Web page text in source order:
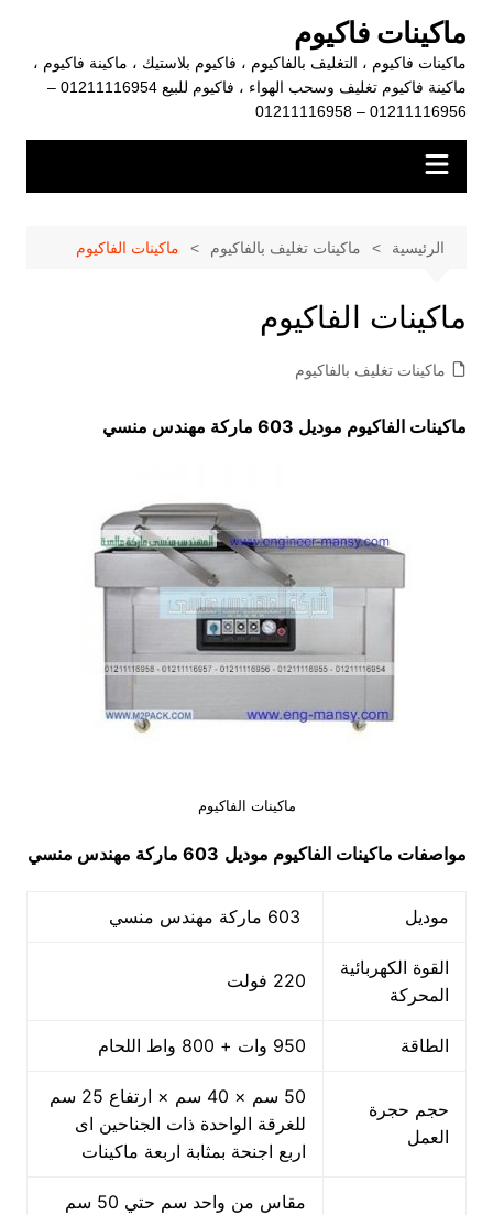
المحتوى
ماكينات فاكيوم
ماكينات فاكيوم ، التغليف بالفاكيوم ، فاكيوم بلاستيك ، ماكينة فاكيوم ،
ماكينة فاكيوم تغليف وسحب الهواء ، فاكيوم للبيع 01211116954 –
01211116956 – 01211116958
الرئيسية ماكينات تغليف بالفاكيوم ماكينات الفاكيوم
ماكينات الفاكيوم
ماكينات تغليف بالفاكيوم
ماكينات الفاكيوم موديل 603 ماركة مهندس منسي
ماكينات الفاكيوم
مواصفات ماكينات الفاكيوم موديل 603 ماركة مهندس منسي
موديل
القوة الكهربائية
المحركة
220 فولت
الطاقة 950 وات + 800 واط اللحام
حجم حجرة
العمل
50 سم × 40 سم × ارتفاع 25 سم
للغرقة الواحدة ذات الجناحين اى
اربع اجنحة بمثابة اربعة ماكينات
مقاس من واحد سم حتي 50 سم